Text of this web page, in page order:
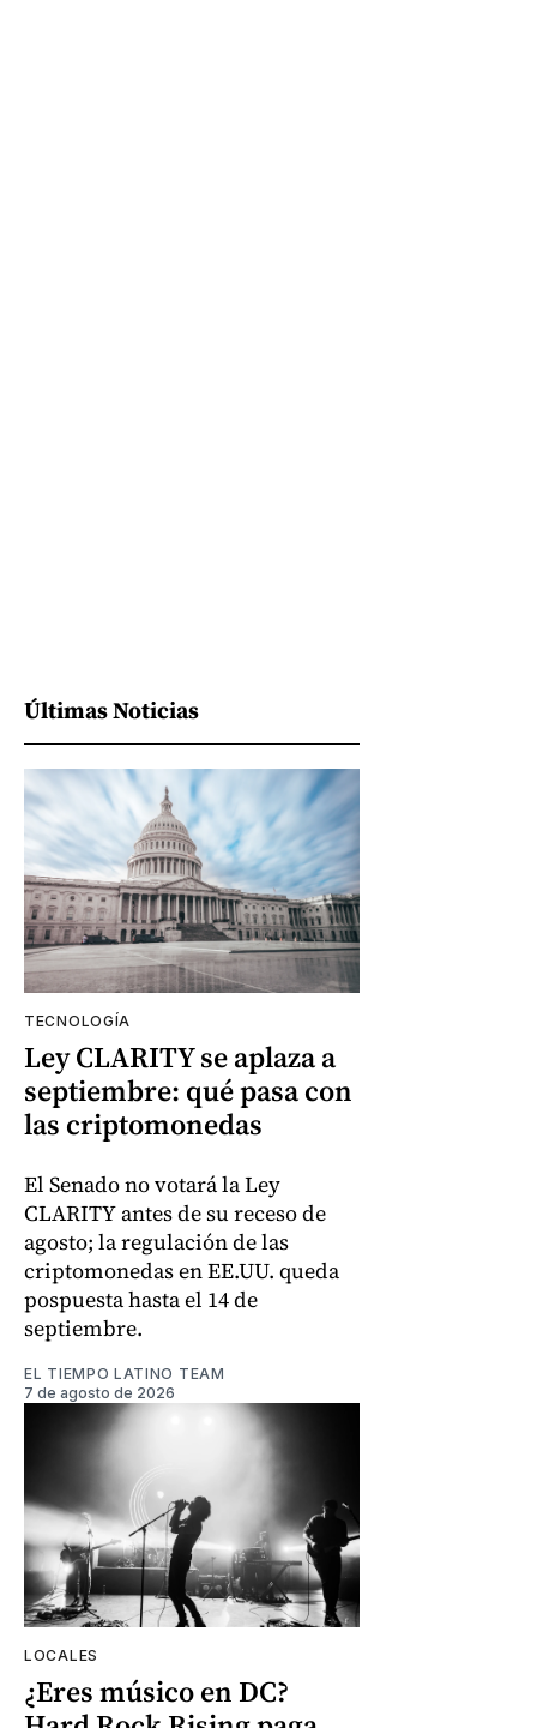
Últimas Noticias
TECNOLOGÍA
Ley CLARITY se aplaza a
septiembre: qué pasa con
las criptomonedas
El Senado no votará la Ley
CLARITY antes de su receso de
agosto; la regulación de las
criptomonedas en EE.UU. queda
pospuesta hasta el 14 de
septiembre.
EL TIEMPO LATINO TEAM
7 de agosto de 2026
LOCALES
¿Eres músico en DC?